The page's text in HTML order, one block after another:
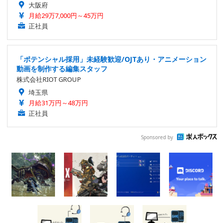
大阪府
月給29万7,000円～45万円
正社員
「ポテンシャル採用」未経験歓迎/OJTあり・アニメーション
動画を制作する編集スタッフ
株式会社RIOT GROUP
埼玉県
月給31万円～48万円
正社員
Sponsored by